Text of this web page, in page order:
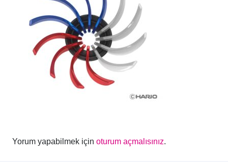
Yorum yapabilmek için oturum açmalısınız.